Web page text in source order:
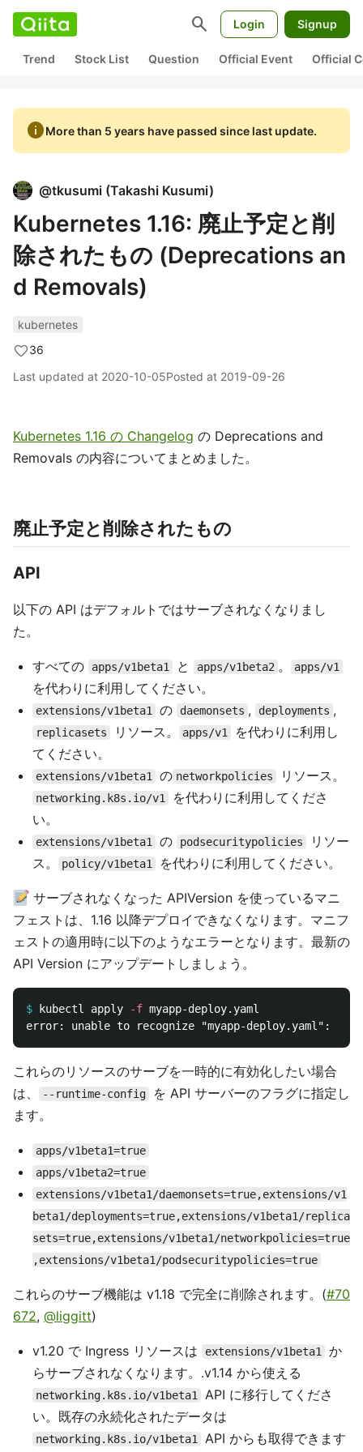
search Login Signup
Trend Stock List Question Official Event Official
infoMore than 5 years have passed since last update.
@tkusumi (Takashi Kusumi)
Kubernetes 1.16: 廃止予定と削
除されたもの (Deprecations an
d Removals)
kubernetes
36
Last updated at 2020-10-05Posted at 2019-09-26
Kubernetes 1.16 の Changelog の Deprecations and
Removals の内容についてまとめました。
廃止予定と削除されたもの
API
以下の API はデフォルトではサーブされなくなりまし
た。
すべての apps/v1beta1 と apps/v1beta2 。 apps/v1
を代わりに利用してください。
extensions/v1beta1 の daemonsets , deployments ,
replicasets リソース。 apps/v1
を代わりに利用し
てください。
extensions/v1beta1 の networkpolicies リソース。
networking.k8s.io/v1
を代わりに利用してくださ
い。
extensions/v1beta1 の podsecuritypolicies
リソー
ス。
policy/v1beta1 を代わりに利用してください。
サーブされなくなった APIVersion を使っているマニ
フェストは、1.16 以降デプロイできなくなります。マニフ
ェストの適用時に以下のようなエラーとなります。最新の
API Version にアップデートしましょう。
$ kubectl apply -f
これらのリソースのサーブを一時的に有効化したい場合
は、
--runtime-config
を API サーバーのフラグに指定し
ます。
apps/v1beta1=true
apps/v1beta2=true
extensions/v1beta1/daemonsets=true,extensions/v1
beta1/deployments=true,extensions/v1beta1/replica
sets=true,extensions/v1beta1/networkpolicies=true
,extensions/v1beta1/podsecuritypolicies=true
これらのサーブ機能は v1.18 で完全に削除されます。(#70
672, @liggitt)
v1.20 で Ingress リソースは extensions/v1beta1
か
らサーブされなくなります。.v1.14 から使える
networking.k8s.io/v1beta1
API に移行してくださ
い。既存の永続化されたデータは
networking.k8s.io/v1beta1 API からも取得できます